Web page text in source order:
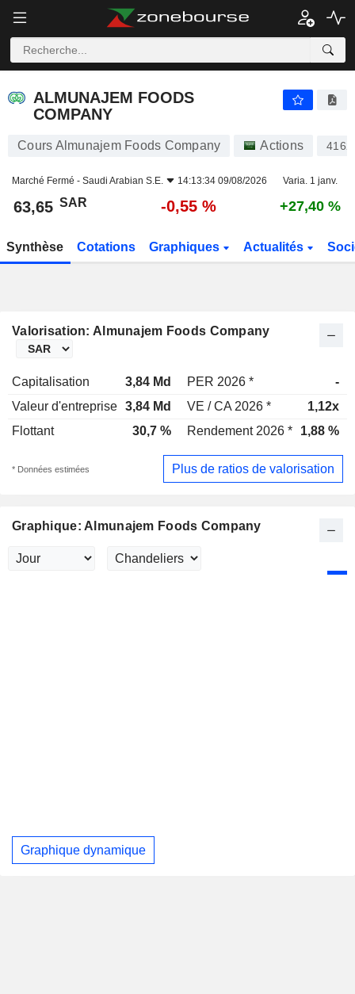
ALMUNAJEM FOODS
COMPANY
Cours Almunajem Foods Company Actions 4162
Marché Fermé - Saudi Arabian S.E. 14:13:34 09/08/2026 Varia. 1 janv.
63,65 SAR -0,55 % +27,40 %
Synthèse Cotations Graphiques Actualités
Valorisation: Almunajem Foods Company
Capitalisation 3,84 Md PER 2026 *
-
Valeur d'entreprise 3,84 Md VE / CA 2026 *
1,12x
Flottant
30,7 % Rendement 2026 * 1,88 %
* Données estimées Plus de ratios de valorisation
Graphique: Almunajem Foods Company
Graphique dynamique